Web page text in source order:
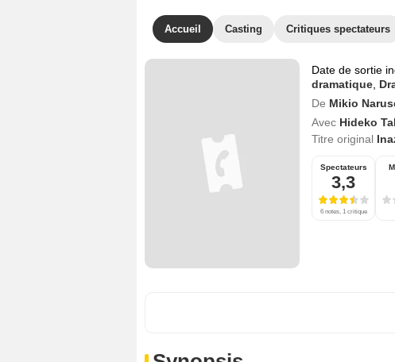
Accueil Casting Critiques spectateurs
Date de sortie
dramatique
De Mikio
Avec Hideko
Titre original
Spectateurs
3,3
6 notes, 1 critique